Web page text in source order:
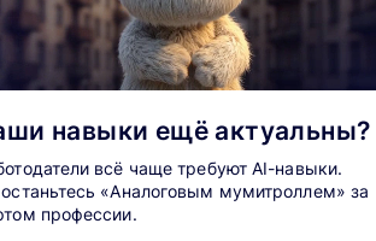
кадры, право
лекторами страны и профпереподготовка
навыки ещё актуальны?
всё чаще требуют AI-навыки.
«Аналоговым мумитроллем» за
профессии.